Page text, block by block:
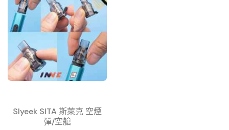
Slyeek SITA 斯萊克 空煙
彈/空艙